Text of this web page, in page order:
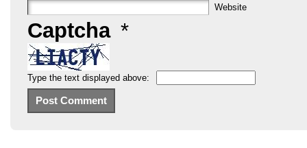
Website
Captcha *
Type the text displayed above: